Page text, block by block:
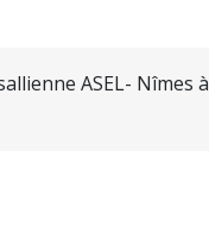
ASEL- Nîmes à